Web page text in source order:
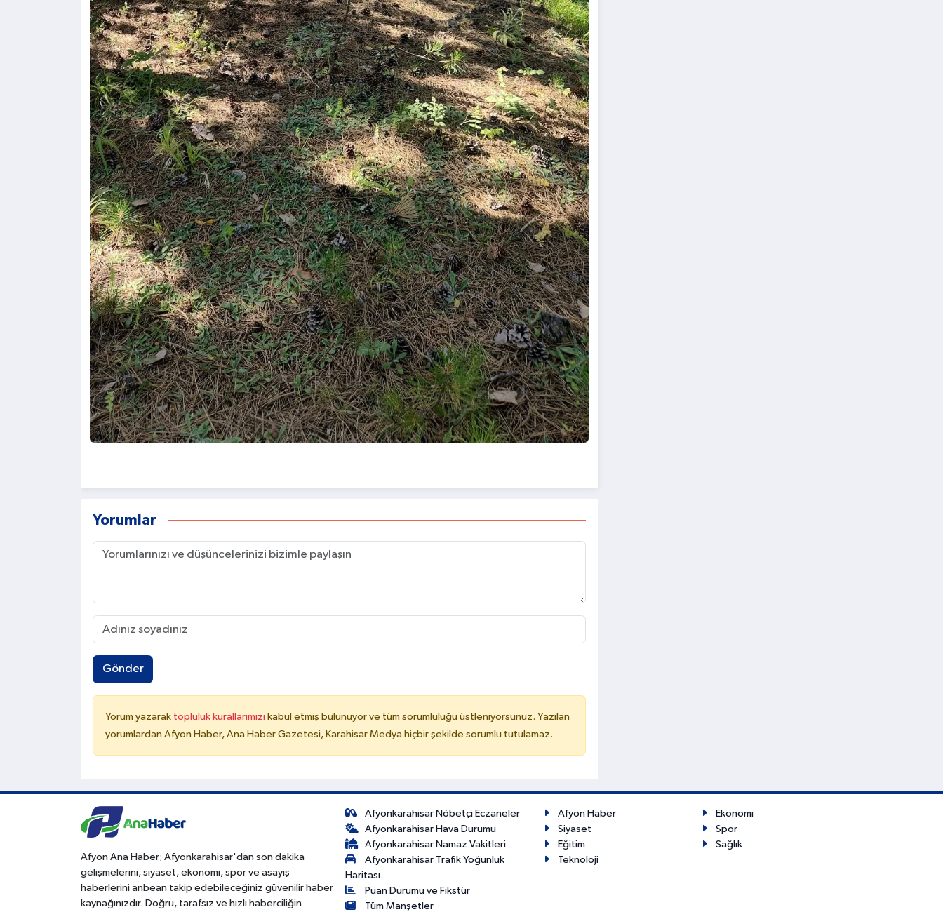
Yorumlar
Gönder
Yorum yazarak topluluk kurallarımızı kabul etmiş bulunuyor ve tüm sorumluluğu üstleniyorsunuz. Yazılan
yorumlardan Afyon Haber, Ana Haber Gazetesi, Karahisar Medya hiçbir şekilde sorumlu tutulamaz.
Afyon Ana Haber; Afyonkarahisar'dan son dakika
gelişmelerini, siyaset, ekonomi, spor ve asayiş
haberlerini anbean takip edebileceğiniz güvenilir haber
kaynağınızdır. Doğru, tarafsız ve hızlı haberciliğin
Afyonkarahisar Nöbetçi Eczaneler
Afyonkarahisar Hava Durumu
Afyonkarahisar Namaz Vakitleri
Afyonkarahisar Trafik Yoğunluk
Haritası
Puan Durumu ve Fikstür
Tüm Manşetler
Afyon Haber
Ekonomi
Siyaset
Spor
Eğitim
Sağlık
Teknoloji